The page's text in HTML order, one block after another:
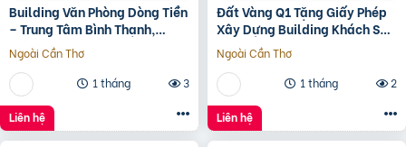
Building Văn Phòng Dòng Tiền
– Trung Tâm Bình Thạnh,
Tp.hcm Chỉ 100Tr/M2 Đất
Ngoài Cần Thơ
1 tháng
3
Liên hệ
Đất Vàng Q1 Tặng Giấy Phép
Xây Dựng Building Khách Sạn
12 Tầng
Ngoài Cần Thơ
1 tháng
2
Liên hệ